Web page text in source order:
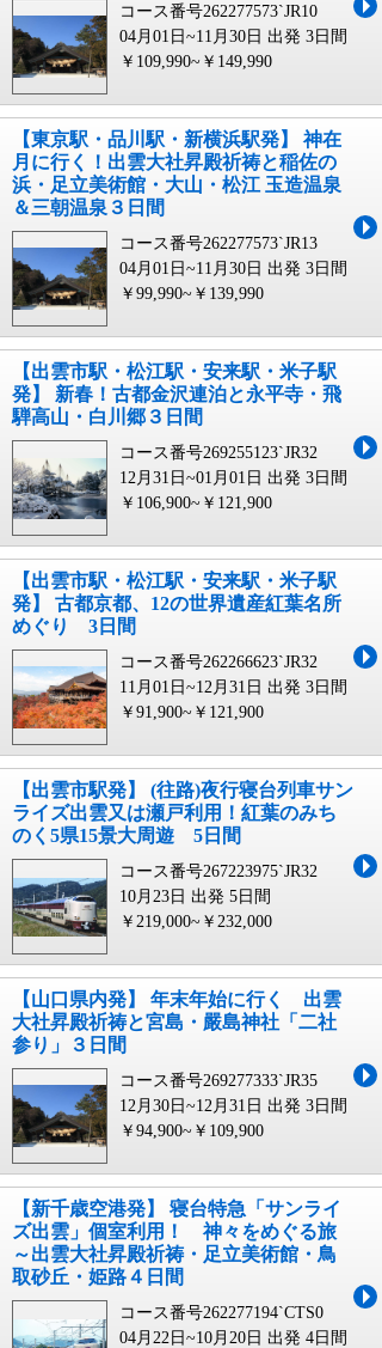
コース番号262277573`JR10
04月01日~11月30日 出発 3日間
￥109,990~￥149,990
【東京駅・品川駅・新横浜駅発】 神在
月に行く！出雲大社昇殿祈祷と稲佐の
浜・足立美術館・大山・松江 玉造温泉
＆三朝温泉３日間
コース番号262277573`JR13
04月01日~11月30日 出発 3日間
￥99,990~￥139,990
【出雲市駅・松江駅・安来駅・米子駅
発】 新春！古都金沢連泊と永平寺・飛
騨高山・白川郷３日間
コース番号269255123`JR32
12月31日~01月01日 出発 3日間
￥106,900~￥121,900
【出雲市駅・松江駅・安来駅・米子駅
発】 古都京都、12の世界遺産紅葉名所
めぐり 3日間
コース番号262266623`JR32
11月01日~12月31日 出発 3日間
￥91,900~￥121,900
【出雲市駅発】 (往路)夜行寝台列車サン
ライズ出雲又は瀬戸利用！紅葉のみち
のく5県15景大周遊 5日間
コース番号267223975`JR32
10月23日 出発 5日間
￥219,000~￥232,000
【山口県内発】 年末年始に行く 出雲
大社昇殿祈祷と宮島・嚴島神社「二社
参り」３日間
コース番号269277333`JR35
12月30日~12月31日 出発 3日間
￥94,900~￥109,900
【新千歳空港発】 寝台特急「サンライ
ズ出雲」個室利用！ 神々をめぐる旅
～出雲大社昇殿祈祷・足立美術館・鳥
取砂丘・姫路４日間
コース番号262277194`CTS0
04月22日~10月20日 出発 4日間